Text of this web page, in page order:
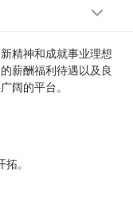
精神和成就事业理想
薪酬福利待遇以及良
阔的平台。
。